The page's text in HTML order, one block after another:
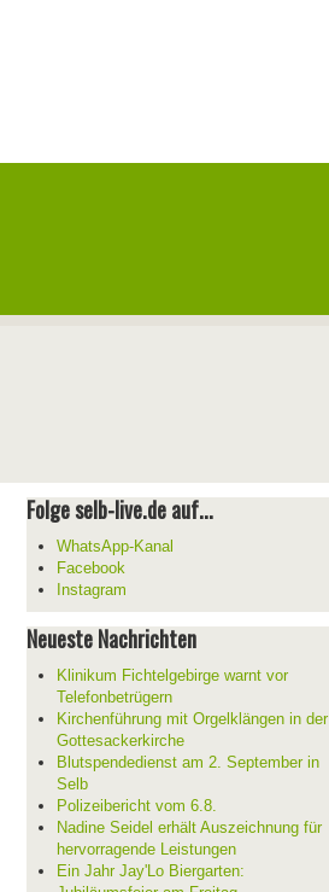
Folge selb-live.de auf...
WhatsApp-Kanal
Facebook
Instagram
Neueste Nachrichten
Klinikum Fichtelgebirge warnt vor
Telefonbetrügern
Kirchenführung mit Orgelklängen in der
Gottesackerkirche
Blutspendedienst am 2. September in
Selb
Polizeibericht vom 6.8.
Nadine Seidel erhält Auszeichnung für
hervorragende Leistungen
Ein Jahr Jay'Lo Biergarten: